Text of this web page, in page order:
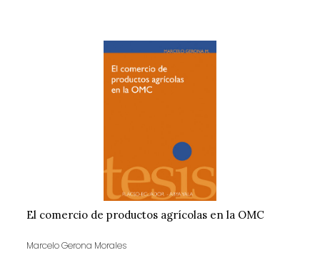
El comercio de productos agrícolas en la OMC
Marcelo Gerona Morales